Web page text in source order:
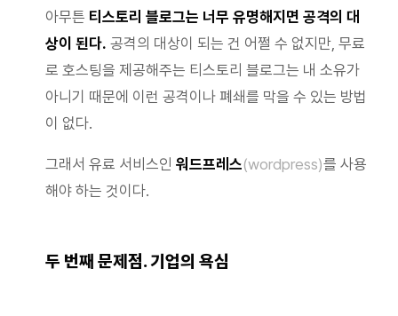
아무튼 티스토리 블로그는 너무 유명해지면 공격의 대
상이 된다. 공격의 대상이 되는 건 어쩔 수 없지만, 무료
로 호스팅을 제공해주는 티스토리 블로그는 내 소유가
아니기 때문에 이런 공격이나 폐쇄를 막을 수 있는 방법
이 없다.
그래서 유료 서비스인 워드프레스(wordpress)를 사용
해야 하는 것이다.
두 번째 문제점. 기업의 욕심